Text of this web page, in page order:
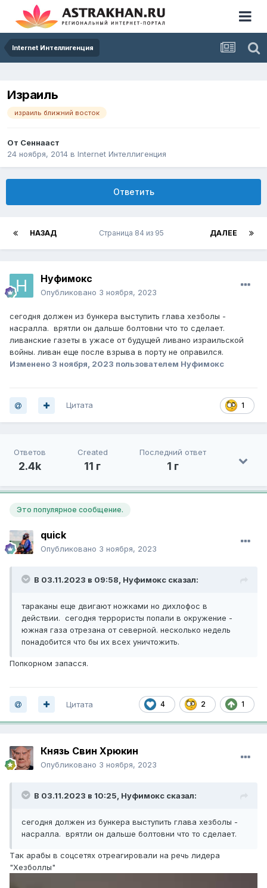
Internet Интеллигенция
Израиль
израиль ближний восток
От Сеннааст
24 ноября, 2014 в Internet Интеллигенция
Ответить
НАЗАД ДАЛЕЕ
Страница 84 из 95
Нуфимокс
Опубликовано 3 ноября, 2023
сегодня должен из бункера выступить глава хезболы -
насралла. врятли он дальше болтовни что то сделает.
ливанские газеты в ужасе от будущей ливано израильской
войны. ливан еще после взрыва в порту не оправился.
Изменено 3 ноября, 2023 пользователем Нуфимокс
1
Цитата
Ответов
2.4k
Created
11 г
Последний ответ
1 г
Это популярное сообщение.
quick
Опубликовано 3 ноября, 2023
В 03.11.2023 в 09:58, Нуфимокс сказал:
тараканы еще двигают ножками но дихлофос в
действии. сегодня террористы попали в окружение -
южная газа отрезана от северной. несколько недель
понадобится что бы их всех уничтожить.
Попкорном запасся.
4 2 1
Цитата
Князь Свин Хрюкин
Опубликовано 3 ноября, 2023
В 03.11.2023 в 10:25, Нуфимокс сказал:
сегодня должен из бункера выступить глава хезболы -
насралла. врятли он дальше болтовни что то сделает.
Tак арабы в соцсетях отреагировали на речь лидера
"Хезболлы"